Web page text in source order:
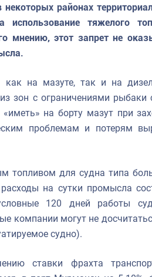
районах
тяжелого
мнению, этот запрет не
как на мазуте, так и на
зон с ограничениями рыбаки
на борту мазут при
проблемам и потерям
топливом для судна типа
на сутки промысла
120 дней работы
компании могут не
судно).
ставки фрахта